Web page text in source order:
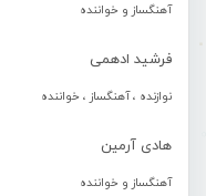
آهنگساز و خواننده
فرشید ادهمی
نوازنده ، آهنگساز ، خواننده
هادی آرمین
آهنگساز و خواننده